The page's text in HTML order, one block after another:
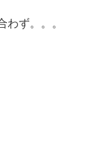
わず。。。